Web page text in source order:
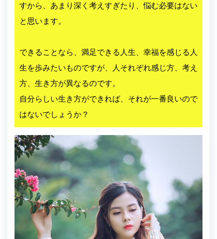
すから、あまり深く考えすぎたり、悩む必要はない
と思います。
できることなら、満足できる人生、幸福を感じる人
生を歩みたいものですが、人それぞれ感じ方、考え
方、生き方が異なるのです。
自分らしい生き方ができれば、それが一番良いので
はないでしょうか？